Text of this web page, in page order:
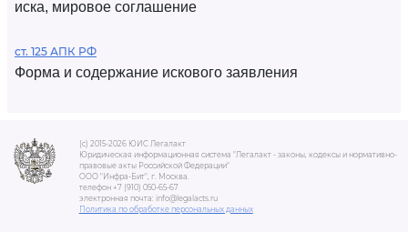
иска, мировое соглашение
ст. 125 АПК РФ
Форма и содержание искового заявления
(c) 2015-2026 ЮИС Легалакт
Юридическая информационная система "Легалакт - законы, кодексы и нормативно-
правовые акты Российской Федерации"
ООО "Инфра-Бит", г. Москва.
телефон +7 (910) 050-65-67
электронная почта: info@legalacts.ru
Политика по обработке персональных данных